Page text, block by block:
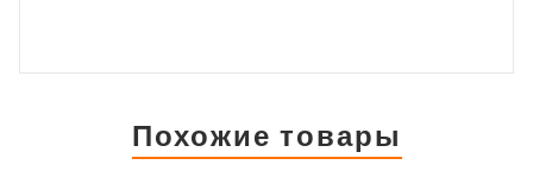
Похожие товары